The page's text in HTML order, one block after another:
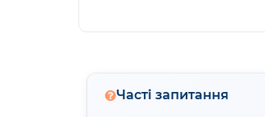
Часті запитання